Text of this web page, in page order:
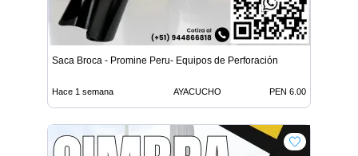
Saca Broca - Promine Peru- Equipos de Perforación
Hace 1 semana AYACUCHO PEN 6.00